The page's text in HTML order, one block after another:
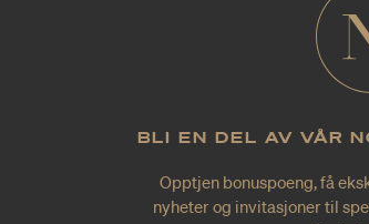
BLI EN DEL AV VÅR
Opptjen bonuspoeng, få
nyheter og invitasjoner til